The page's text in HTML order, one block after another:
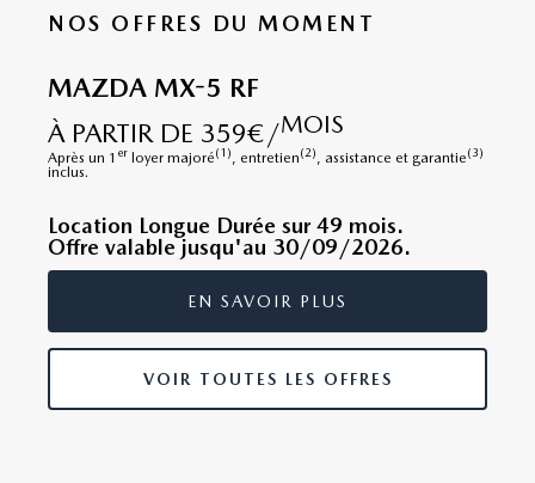
NOS OFFRES DU MOMENT
MAZDA MX-5 RF
À PARTIR DE 359€/MOIS
Après un 1 er loyer majoré(1), entretien(2), assistance et garantie(3)
inclus.
Location Longue Durée sur 49 mois.
Offre valable jusqu'au 30/09/2026.
EN SAVOIR PLUS
VOIR TOUTES LES OFFRES